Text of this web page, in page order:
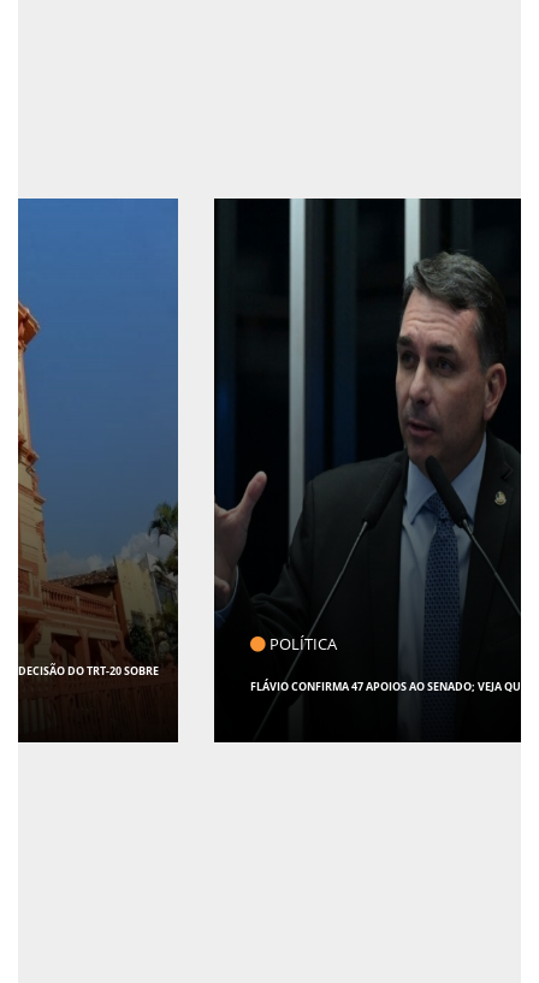
POLÍTICA
FLÁVIO CONFIRMA 47 APOIOS AO SENADO; VEJA QUAIS SÃO OS NOMES